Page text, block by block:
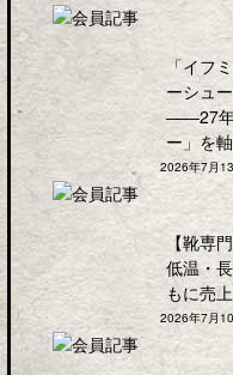
「イフ
ーシュ
――27年
ー」を
2026年7月
【靴専
低温・
もに売
2026年7月